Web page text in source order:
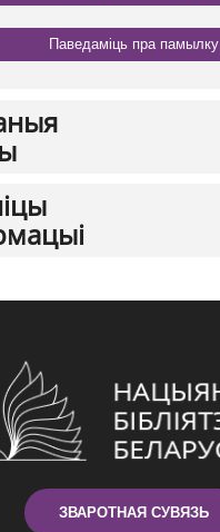
Паведаміць пра памылку
ЗВАРОТНАЯ СУВЯЗЬ